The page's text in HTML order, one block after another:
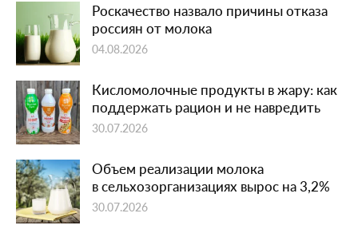
Роскачество назвало причины отказа
россиян от молока
04.08.2026
Кисломолочные продукты в жару: как
поддержать рацион и не навредить
30.07.2026
Объем реализации молока
в сельхозорганизациях вырос на 3,2%
30.07.2026